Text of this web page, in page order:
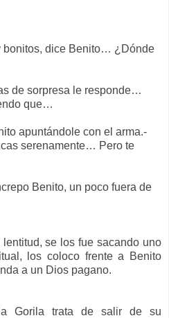
bonitos, dice Benito… ¿Dónde
de sorpresa le responde…
que…
apuntándole con el arma.-
serenamente… Pero te
Benito, un poco fuera de
se los fue sacando uno
los coloco frente a Benito
a un Dios pagano.
Gorila trata de salir de su